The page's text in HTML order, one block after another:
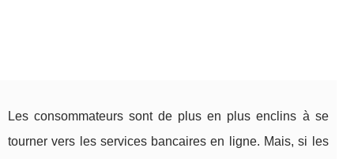
Les consommateurs sont de plus en plus enclins à se
tourner vers les services bancaires en ligne. Mais, si les